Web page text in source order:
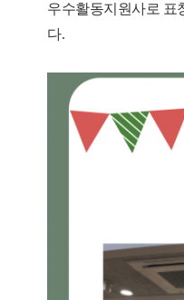
우수활동지원사로 표
다.